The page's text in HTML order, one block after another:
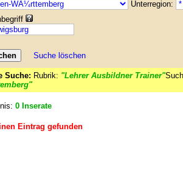
Unterregion:
Suche löschen
Suche: Rubrik: "Lehrer Ausbildner Trainer"
0 Inserate
Eintrag gefunden